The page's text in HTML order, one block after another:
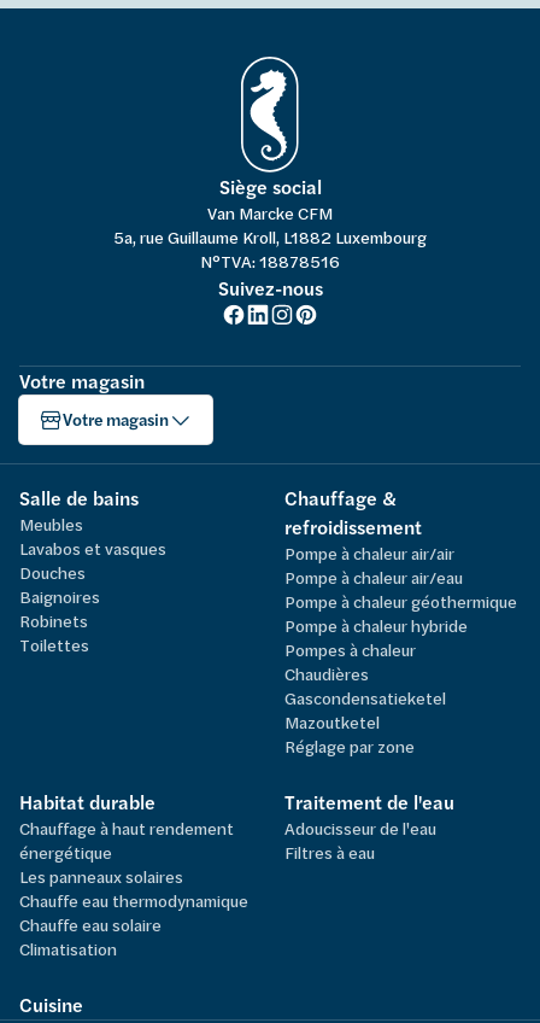
Siège social
Van Marcke CFM
5a, rue Guillaume Kroll, L1882 Luxembourg
N°TVA: 18878516
Suivez-nous
Votre magasin
Votre magasin
Salle de bains
Meubles
Lavabos et vasques
Douches
Baignoires
Robinets
Toilettes
Chauffage &
refroidissement
Pompe à chaleur air/air
Pompe à chaleur air/eau
Pompe à chaleur géothermique
Pompe à chaleur hybride
Pompes à chaleur
Chaudières
Gascondensatieketel
Mazoutketel
Réglage par zone
Habitat durable
Chauffage à haut rendement
énergétique
Les panneaux solaires
Chauffe eau thermodynamique
Chauffe eau solaire
Climatisation
Traitement de l'eau
Adoucisseur de l'eau
Filtres à eau
Cuisine